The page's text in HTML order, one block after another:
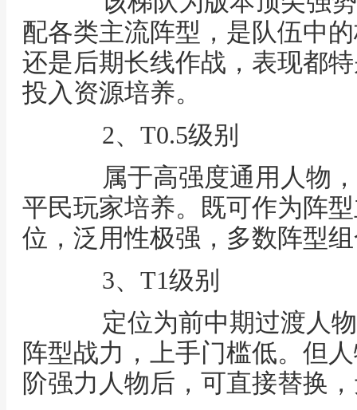
配各类主流阵型，是队伍中
还是后期长线作战，表现都
投入资源培养。
2、T0.5级别
属于高强度通用人物，
平民玩家培养。既可作为阵
位，泛用性极强，多数阵型
3、T1级别
定位为前中期过渡人物
阵型战力，上手门槛低。但
阶强力人物后，可直接替换